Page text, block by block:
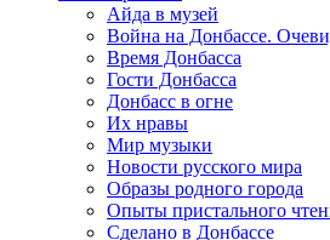
Айда в музей
Война на Донбассе.
Время Донбасса
Гости Донбасса
Донбасс в огне
Их нравы
Мир музыки
Новости русского мира
Образы родного города
Опыты пристального
Сделано в Донбассе